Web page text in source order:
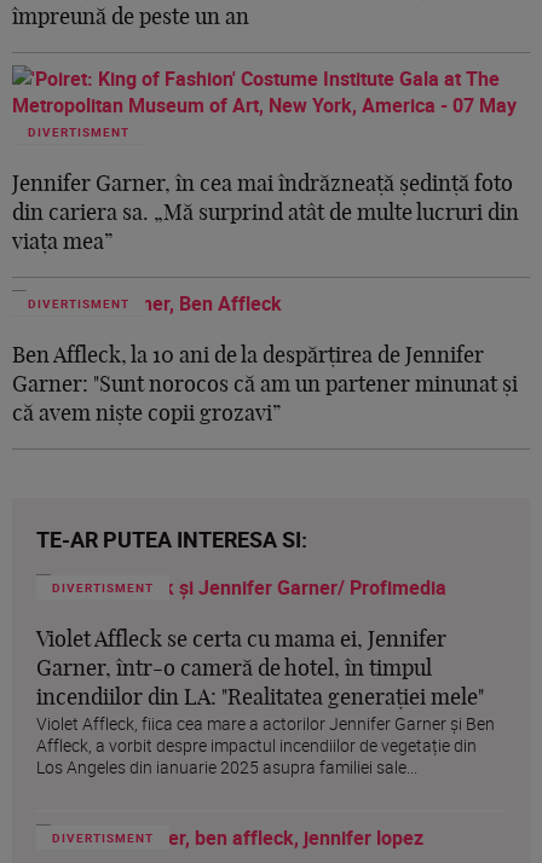
împreună de peste un an
DIVERTISMENT
Jennifer Garner, în cea mai îndrăzneață ședință foto
din cariera sa. „Mă surprind atât de multe lucruri din
viața mea”
DIVERTISMENT
Ben Affleck, la 10 ani de la despărțirea de Jennifer
Garner: "Sunt norocos că am un partener minunat și
că avem niște copii grozavi”
TE-AR PUTEA INTERESA SI:
DIVERTISMENT
Violet Affleck se certa cu mama ei, Jennifer
Garner, într-o cameră de hotel, în timpul
incendiilor din LA: "Realitatea generației mele"
Violet Affleck, fiica cea mare a actorilor Jennifer Garner și Ben
Affleck, a vorbit despre impactul incendiilor de vegetație din
Los Angeles din ianuarie 2025 asupra familiei sale...
DIVERTISMENT